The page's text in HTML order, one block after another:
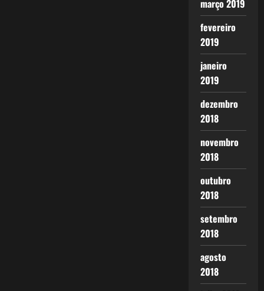
março 2019
fevereiro
2019
janeiro
2019
dezembro
2018
novembro
2018
outubro
2018
setembro
2018
agosto
2018